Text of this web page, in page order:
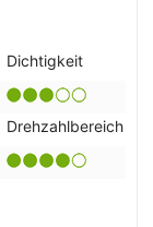
Dichtigkeit
Drehzahlbereich